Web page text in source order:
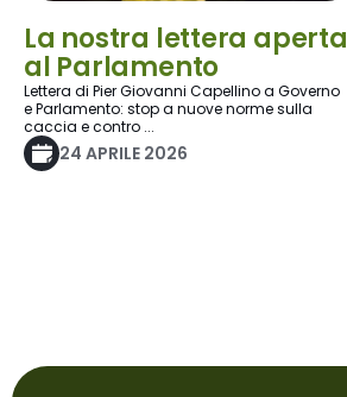
La nostra lettera aperta
al Parlamento
Lettera di Pier Giovanni Capellino a Governo
e Parlamento: stop a nuove norme sulla
caccia e contro ...
24 APRILE 2026